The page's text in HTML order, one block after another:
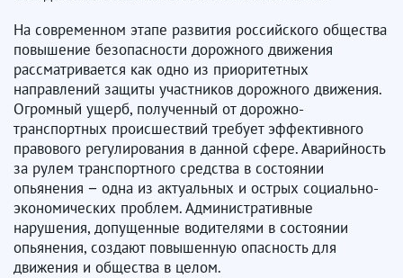
На современном этапе развития российского общества
повышение безопасности дорожного движения
рассматривается как одно из приоритетных
направлений защиты участников дорожного движения.
Огромный ущерб, полученный от дорожно-
транспортных происшествий требует эффективного
правового регулирования в данной сфере. Аварийность
за рулем транспортного средства в состоянии
опьянения − одна из актуальных и острых социально-
экономических проблем. Административные
нарушения, допущенные водителями в состоянии
опьянения, создают повышенную опасность для
движения и общества в целом.